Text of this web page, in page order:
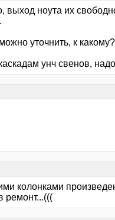
ноута их
уточнить, к какому?
унч свенов,
колонками
ремонт...(((